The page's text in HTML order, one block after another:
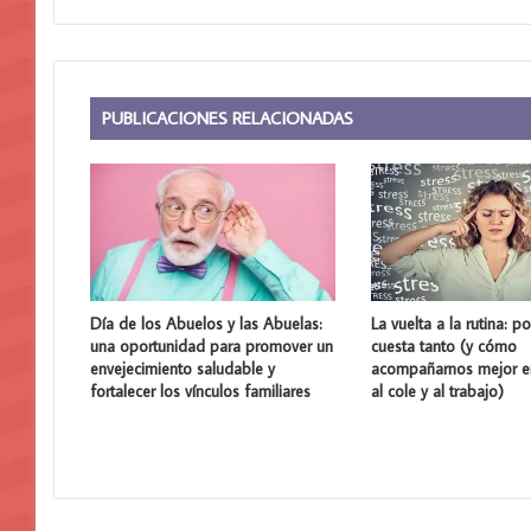
PUBLICACIONES RELACIONADAS
Día de los Abuelos y las Abuelas:
una oportunidad para promover un
envejecimiento saludable y
fortalecer los vínculos familiares
La vuelta a la rutina:
cuesta tanto (y cómo
acompañarnos mejor
al cole y al trabajo)